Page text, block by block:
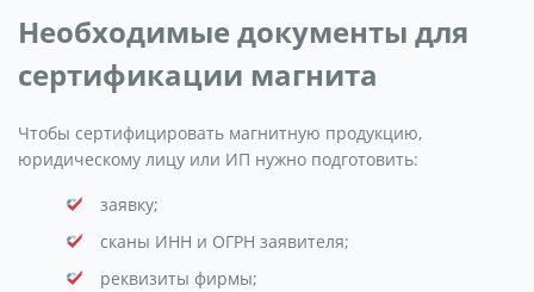
Необходимые документы для
сертификации магнита
Чтобы сертифицировать магнитную продукцию,
юридическому лицу или ИП нужно подготовить:
заявку;
сканы ИНН и ОГРН заявителя;
реквизиты фирмы;